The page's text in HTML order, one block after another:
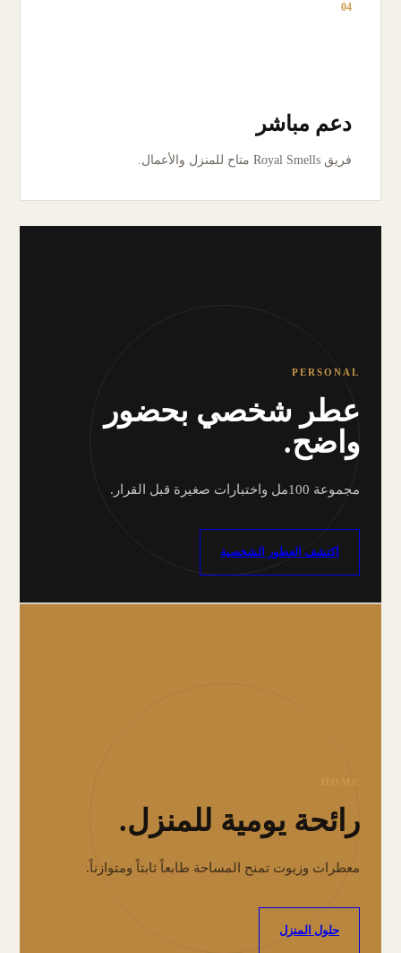
04
دعم مباشر
فريق Royal Smells متاح للمنزل والأعمال.
PERSONAL
عطر شخصي بحضور
واضح.
مجموعة 100مل واختبارات صغيرة قبل القرار.
اكتشف العطور الشخصية
HOME
رائحة يومية للمنزل.
معطرات وزيوت تمنح المساحة طابعاً ثابتاً ومتوازناً.
حلول المنزل